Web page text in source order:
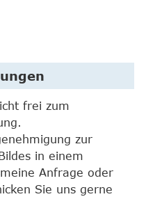
frei zum
zur
in einem
Anfrage oder
Sie uns gerne